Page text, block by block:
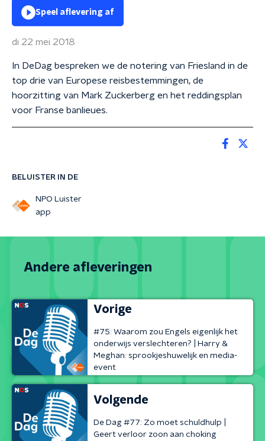
BELUISTER IN DE
NPO Luister
app
Speel aflevering af
di 22 mei 2018
In DeDag bespreken we de notering van Friesland in de
top drie van Europese reisbestemmingen, de
hoorzitting van Mark Zuckerberg en het reddingsplan
voor Franse banlieues.
Andere afleveringen
Vorige
#75: Waarom zou Engels eigenlijk het
onderwijs verslechteren? | Harry &
Meghan: sprookjeshuwelijk en media-
event
Volgende
De Dag #77: Zo moet schuldhulp |
Geert verloor zoon aan choking